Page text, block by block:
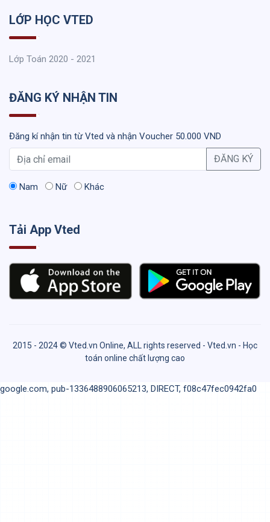
LỚP HỌC VTED
Lớp Toán 2020 - 2021
ĐĂNG KÝ NHẬN TIN
Đăng kí nhận tin từ Vted và nhận Voucher 50.000 VND
ĐĂNG KÝ
Nam Nữ Khác
Tải App Vted
2015 - 2024 © Vted.vn Online, ALL rights reserved - Vted.vn - Học
toán online chất lượng cao
google.com, pub-1336488906065213, DIRECT, f08c47fec0942fa0